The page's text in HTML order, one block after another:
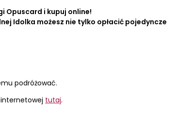
Opuscard i kupuj online!
Idolka możesz nie tylko opłacić pojedyncze
podróżować.
tutaj.